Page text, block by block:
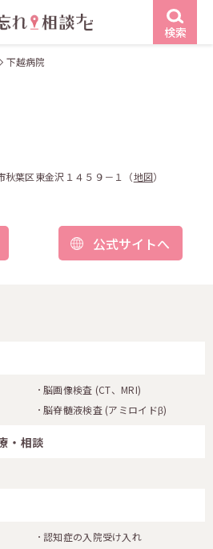
検索
下越病院
葉区東金沢１４５９－１（地図）
公式サイトへ
脳画像検査 (CT、MRI)
脳脊髄液検査 (アミロイドβ)
・相談
認知症の入院受け入れ